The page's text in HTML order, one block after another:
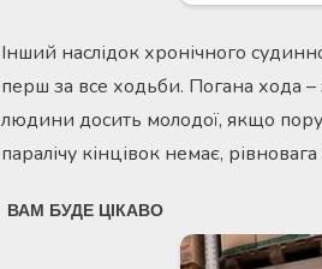
Інший наслідок хронічного
перш за все ходьби. Погана хода –
людини досить молодої, якщо
паралічу кінцівок немає,